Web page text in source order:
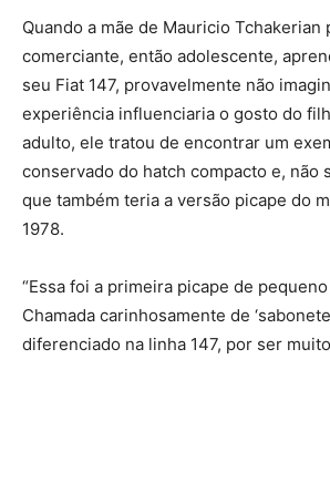
Quando a mãe de Mauricio Tchakerian
comerciante, então adolescente,
seu Fiat 147, provavelmente não
experiência influenciaria o gosto do
adulto, ele tratou de encontrar um
conservado do hatch compacto e, não
que também teria a versão picape do
1978.
“Essa foi a primeira picape de
Chamada carinhosamente de
diferenciado na linha 147, por ser